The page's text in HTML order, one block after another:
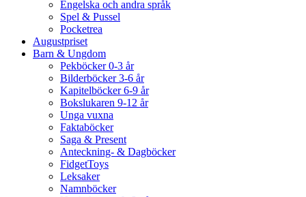
Engelska och andra språk
Spel & Pussel
Pocketrea
Augustpriset
Barn & Ungdom
Pekböcker 0-3 år
Bilderböcker 3-6 år
Kapitelböcker 6-9 år
Bokslukaren 9-12 år
Unga vuxna
Faktaböcker
Saga & Present
Anteckning- & Dagböcker
FidgetToys
Leksaker
Namnböcker